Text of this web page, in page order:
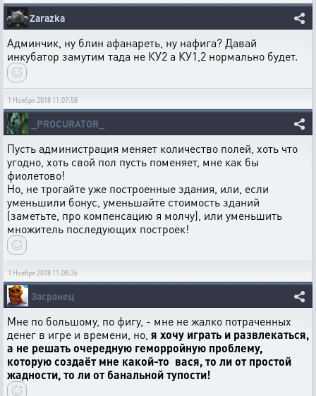
Zarazka
Админчик, ну блин афанареть, ну нафига? Давай
инкубатор замутим тада не КУ2 а КУ1,2 нормально будет.
1 Ноября 2018 11:07:58
_PROCURATOR_
Пусть администрация меняет количество полей, хоть что
угодно, хоть свой пол пусть поменяет, мне как бы
фиолетово!
Но, не трогайте уже построенные здания, или, если
уменьшили бонус, уменьшайте стоимость зданий
(заметьте, про компенсацию я молчу), или уменьшить
множитель последующих построек!
1 Ноября 2018 11:08:36
Засранец
Мне по большому, по фигу, - мне не жалко потраченных
денег в игре и времени, но, я хочу играть и развлекаться,
а не решать очередную геморройную проблему,
которую создаёт мне какой-то вася, то ли от простой
жадности, то ли от банальной тупости!